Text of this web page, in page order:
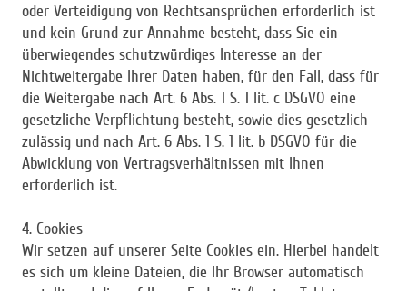
oder Verteidigung von Rechtsansprüchen erforderlich ist
und kein Grund zur Annahme besteht, dass Sie ein
überwiegendes schutzwürdiges Interesse an der
Nichtweitergabe Ihrer Daten haben, für den Fall, dass für
die Weitergabe nach Art. 6 Abs. 1 S. 1 lit. c DSGVO eine
gesetzliche Verpflichtung besteht, sowie dies gesetzlich
zulässig und nach Art. 6 Abs. 1 S. 1 lit. b DSGVO für die
Abwicklung von Vertragsverhältnissen mit Ihnen
erforderlich ist.
4. Cookies
Wir setzen auf unserer Seite Cookies ein. Hierbei handelt
es sich um kleine Dateien, die Ihr Browser automatisch